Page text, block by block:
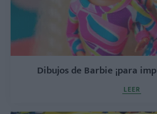
Dibujos de Barbie ¡para
LEER